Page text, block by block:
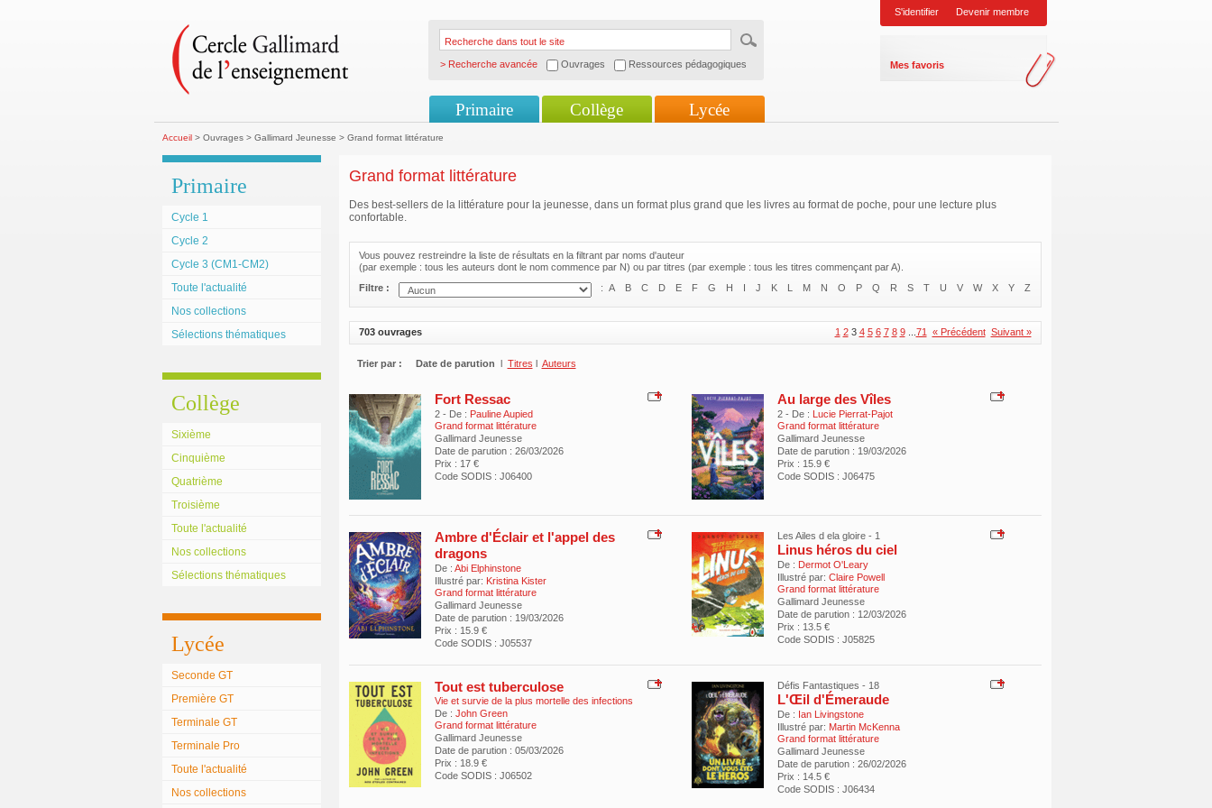
> Recherche avancée Ouvrages Ressources pédagogiques
S'identifier Devenir membre
Mes favoris
Primaire Collège Lycée
Accueil> Ouvrages > Gallimard Jeunesse > Grand format littérature
Primaire
Cycle 1
Cycle 2
Cycle 3 (CM1-CM2)
Toute l'actualité
Nos collections
Sélections thématiques
Collège
Sixième
Cinquième
Quatrième
Troisième
Toute l'actualité
Nos collections
Sélections thématiques
Lycée
Seconde GT
Première GT
Terminale GT
Terminale Pro
Toute l'actualité
Nos collections
Grand format littérature
Des best-sellers de la littérature pour la jeunesse, dans un format plus grand que les livres au format de poche, pour une lecture plus
confortable.
Vous pouvez restreindre la liste de résultats en la filtrant par noms d'auteur
(par exemple : tous les auteurs dont le nom commence par N) ou par titres (par exemple : tous les titres commençant par A).
Filtre :
: A B C D E F G H I J K L M N O P Q R S T U V W X Y Z
1 2 3 4 5 6 7 8 9 71 « Précédent Suivant »
703 ouvrages
Trier par : Date de parution l Titres l Auteurs
Fort Ressac
2 - De : Pauline Aupied
Grand format littérature
Gallimard Jeunesse
Date de parution : 26/03/2026
Prix : 17 €
Code SODIS : J06400
Au large des Vîles
2 - De : Lucie Pierrat-Pajot
Grand format littérature
Gallimard Jeunesse
Date de parution : 19/03/2026
Prix : 15.9 €
Code SODIS : J06475
Ambre d'Éclair et l'appel des
dragons
De : Abi Elphinstone
Illustré par: Kristina Kister
Grand format littérature
Gallimard Jeunesse
Date de parution : 19/03/2026
Prix : 15.9 €
Code SODIS : J05537
Les Ailes d ela gloire - 1
Linus héros du ciel
De : Dermot O'Leary
Illustré par: Claire Powell
Grand format littérature
Gallimard Jeunesse
Date de parution : 12/03/2026
Prix : 13.5 €
Code SODIS : J05825
Tout est tuberculose
Vie et survie de la plus mortelle des infections
De : John Green
Grand format littérature
Gallimard Jeunesse
Date de parution : 05/03/2026
Prix : 18.9 €
Code SODIS : J06502
Défis Fantastiques - 18
L'Œil d'Émeraude
De : Ian Livingstone
Illustré par: Martin McKenna
Grand format littérature
Gallimard Jeunesse
Date de parution : 26/02/2026
Prix : 14.5 €
Code SODIS : J06434